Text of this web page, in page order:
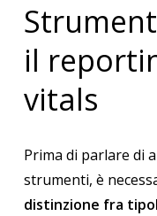
il
vitals
Prima di parlare di
strumenti, è
distinzione fra